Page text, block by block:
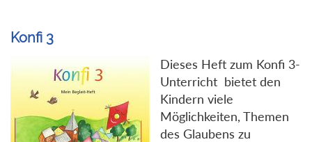
Konfi 3
Dieses Heft zum Konfi 3-
Unterricht bietet den
Kindern viele
Möglichkeiten, Themen
des Glaubens zu